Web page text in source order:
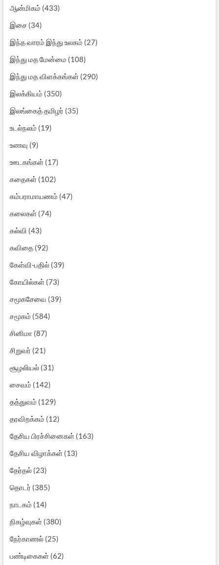
ஆன்மிகம் (433)
இசை(34)
இந்த வாரம் இந்து உலகம் (27)
இந்து மத மேன்மை (108)
இந்து மத விளக்கங்கள்(290)
இலக்கியம் (350)
இலங்கைத் தமிழர் (35)
உடல்நலம் (19)
உணவு (9)
ஊடகங்கள்(17)
கதைகள்(102)
கம்பராமாயணம் (47)
கலைகள்(74)
கல்வி (43)
கவிதை(92)
கேள்வி-பதில்(39)
கோயில்கள்(73)
சமூகசேவை (39)
சமூகம் (584)
சினிமா (87)
சிறுவர் (21)
சூழலியல்(31)
சைவம் (142)
தத்துவம் (129)
தரவிறக்கம் (12)
தேசிய பிரச்சினைகள்(163)
தேசிய விழாக்கள்(13)
தேர்தல்(23)
தொடர் (385)
நாடகம் (14)
நிகழ்வுகள்(380)
நேர்காணல்(25)
பண்டிகைகள்(62)